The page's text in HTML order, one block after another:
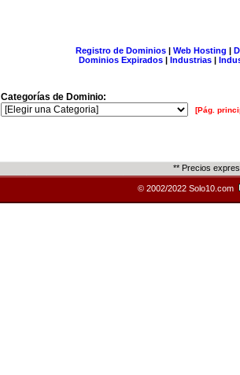
Registro de Dominios| Web Hosting |
Dominios Expirados | Industrias |
Categorías de Dominio:
[Pág.
** Precios
© 2002/2022 Solo10.com